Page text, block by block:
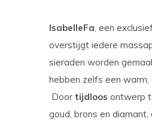
IsabelleFa, een
overstijgt iedere
sieraden worden
hebben zelfs een warm,
Door tijdloos ontwerp
goud, brons en diamant,